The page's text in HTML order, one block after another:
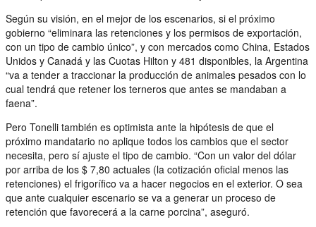
Según su visión, en el mejor de los escenarios, si el próximo
gobierno “eliminara las retenciones y los permisos de exportación,
con un tipo de cambio único”, y con mercados como China, Estados
Unidos y Canadá y las Cuotas Hilton y 481 disponibles, la Argentina
“va a tender a traccionar la producción de animales pesados con lo
cual tendrá que retener los terneros que antes se mandaban a
faena”.
Pero Tonelli también es optimista ante la hipótesis de que el
próximo mandatario no aplique todos los cambios que el sector
necesita, pero sí ajuste el tipo de cambio. “Con un valor del dólar
por arriba de los $ 7,80 actuales (la cotización oficial menos las
retenciones) el frigorífico va a hacer negocios en el exterior. O sea
que ante cualquier escenario se va a generar un proceso de
retención que favorecerá a la carne porcina”, aseguró.